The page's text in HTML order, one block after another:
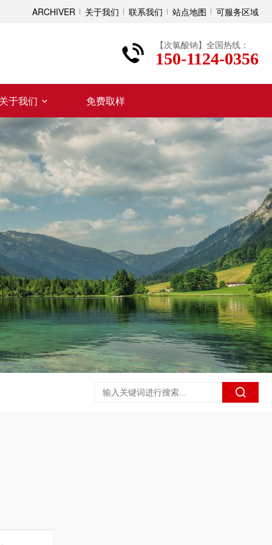
ARCHIVER 关于我们 联系我们 站点地图 可服务区域
【次氯酸钠】全国热线：
150-1124-0356
于我们 免费取样
送货及时
心产品